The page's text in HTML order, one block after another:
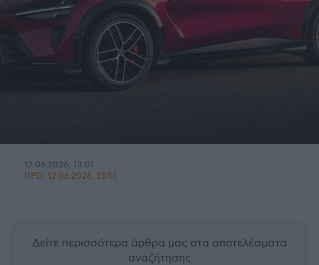
12.06.2026, 13:01
UPD: 12.06.2026, 13:01
Δείτε περισσότερα άρθρα μας στα αποτελέσματα
αναζήτησης